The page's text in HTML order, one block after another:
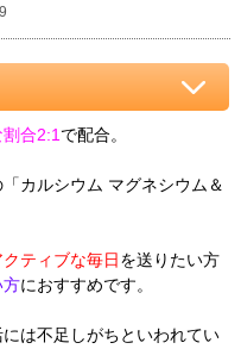
合2:1で配合。
カルシウム マグネシウム＆
クティブな毎日を送りたい方
方におすすめです。
は不足しがちといわれてい